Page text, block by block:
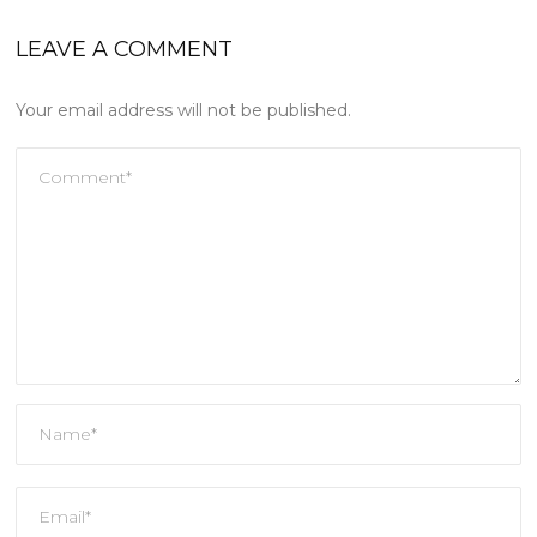
LEAVE A COMMENT
Your email address will not be published.